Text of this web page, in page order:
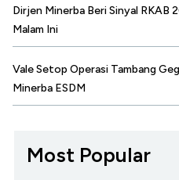
Dirjen Minerba Beri Sinyal RKAB
Malam Ini
Vale Setop Operasi Tambang
Minerba ESDM
Most Popular